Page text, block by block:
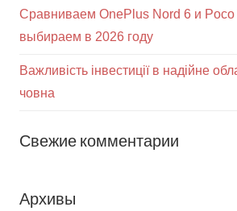
Сравниваем OnePlus Nord 6 и Poco
выбираем в 2026 году
Важливість інвестиції в надійне
човна
Свежие комментарии
Архивы